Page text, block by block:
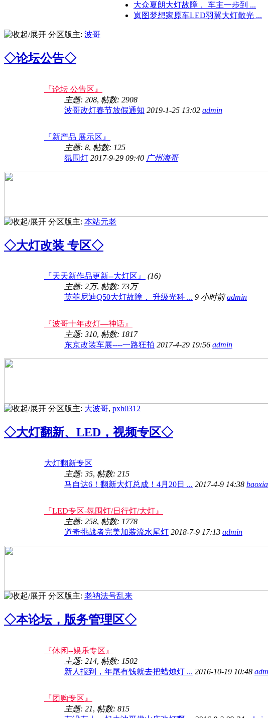
大众夏朗大灯故障， 车主一步到 ...
岚图梦想家原车LED羽翼大灯散光 ...
分区版主: 波哥
◇论坛公告◇
『论坛 公告区』
主题: 208, 帖数: 2908
波哥改灯春节放假通知 2019-1-25 13:02 admin
『新产品 展示区』
主题: 8, 帖数: 125
氛围灯 2017-9-29 09:40 广州海哥
分区版主: 本站元老
◇大灯改装 专区◇
『天天新作品更新--大灯区』
(16)
主题: 2万, 帖数: 73万
英菲尼迪Q50大灯故障， 升级光科 ... 9 小时前 admin
『波哥十年改灯—神话』
主题: 310, 帖数: 1817
东京改装车展----一路狂拍 2017-4-29 19:56 admin
分区版主: 大波哥, pxh0312
◇大灯翻新、LED，视频专区◇
大灯翻新专区
主题: 35, 帖数: 215
马自达6！翻新大灯总成！4月20日 ... 2017-4-9 14:38
『LED专区-氛围灯/日行灯/大灯』
主题: 258, 帖数: 1778
道奇挑战者完美加装流水尾灯 2018-7-9 17:13 admin
分区版主: 老衲法号乱来
◇本论坛，版务管理区◇
『休闲--娱乐专区』
主题: 214, 帖数: 1502
新人报到，年尾有钱就去把蜡烛灯 ... 2016-10-19 10:48
『团购专区』
主题: 21, 帖数: 815